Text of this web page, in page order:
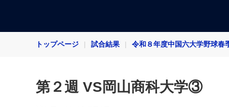
トップページ 試合結果 令和８年度中国六大学野球春
第２週 VS岡山商科大学③